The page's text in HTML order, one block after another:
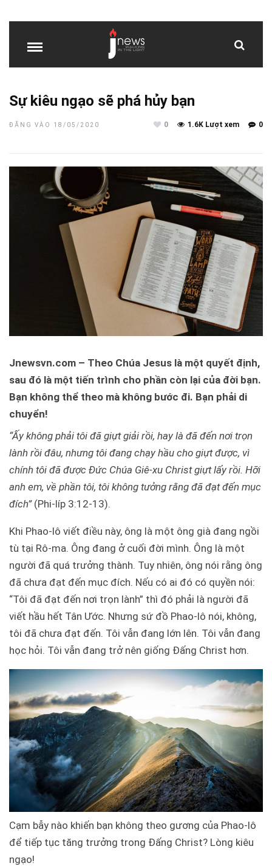
Sự kiêu ngạo sẽ phá hủy bạn
ĐĂNG VÀO 18/05/2020 0
1.6K Lượt xem
0
Jnewsvn.com – Theo Chúa Jesus là một quyết định,
sau đó là một tiến trình cho phần còn lại của đời bạn.
Bạn không thể theo mà không bước đi. Bạn phải di
chuyển!
“Ấy không phải tôi đã giựt giải rồi, hay là đã đến nơi trọn
lành rồi đâu, nhưng tôi đang chạy hầu cho giựt được, vì
chính tôi đã được Đức Chúa Giê-xu Christ giựt lấy rồi. Hỡi
anh em, về phần tôi, tôi không tưởng rằng đã đạt đến mục
đích”(Phi-líp 3:12-13).
Khi Phao-lô viết điều này, ông là một ông già đang ngồi
tù tại Rô-ma. Ông đang ở cuối đời mình. Ông là một
người đã quá trưởng thành. Tuy nhiên, ông nói rằng ông
đã chưa đạt đến mục đích. Nếu có ai đó có quyền nói:
“Tôi đã đạt đến nơi trọn lành” thì đó phải là người đã
viết hầu hết Tân Ước. Nhưng sứ đồ Phao-lô nói, không,
tôi đã chưa đạt đến. Tôi vẫn đang lớn lên. Tôi vẫn đang
học hỏi. Tôi vẫn đang trở nên giống Đấng Christ hơn.
Cạm bẫy nào khiến bạn không theo gương của Phao-lô
để tiếp tục tăng trưởng trong Đấng Christ? Lòng kiêu
ngạo!